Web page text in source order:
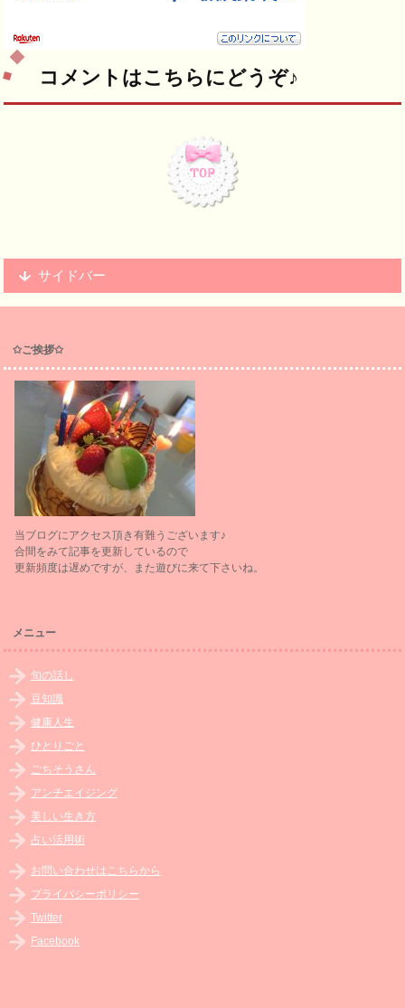
コメントはこちらにどうぞ♪
サイドバー
✩ご挨拶✩
当ブログにアクセス頂き有難うございます♪
合間をみて記事を更新しているので
更新頻度は遅めですが、また遊びに来て下さいね。
メニュー
旬の話し
豆知識
健康人生
ひとりごと
ごちそうさん
アンチエイジング
美しい生き方
占い活用術
お問い合わせはこちらから
プライバシーポリシー
Twitter
Facebook